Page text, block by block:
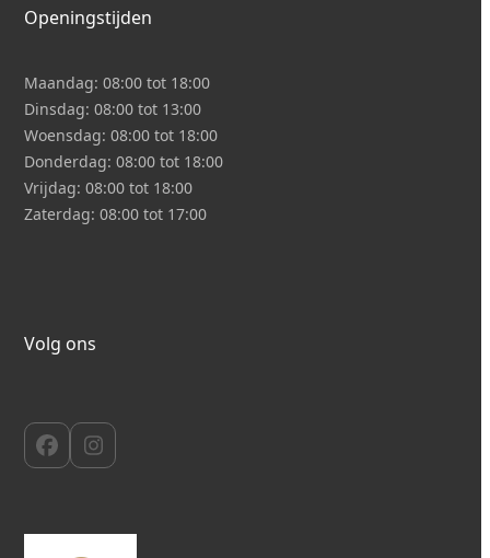
Openingstijden
Maandag:08:00 tot 18:00
Dinsdag:08:00 tot 13:00
Woensdag:08:00 tot 18:00
Donderdag:08:00 tot 18:00
Vrijdag:08:00 tot 18:00
Zaterdag:08:00 tot 17:00
Volg ons
FacebookInstagram